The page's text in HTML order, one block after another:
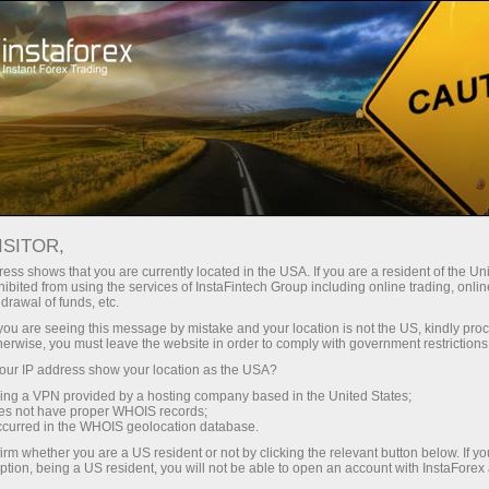
InstaForex билан сиз ҳақиқатан
эга бўласиз: 1:5000 гача кредит
елкаси, бозордаги энг яхши
спред ва комиссиялардан бири,
шунингдек акциялар ва
индекслар билан савдо қилиш
учун қулай шартлар.
Кичик
Ҳар бир депозит учун
30% бонус
Савдода
ва трассада тезлик
shows that you are currently located in the USA. If you are a resident of the
from using the services of InstaFintech Group including online trading,
of funds, etc.
are seeing this message by mistake and your location is not the US, kindly
you must leave the website in order to comply with government
IP address show your location as the USA?
a VPN provided by a hosting company based in the United States;
not have proper WHOIS records;
in the WHOIS geolocation database.
whether you are a US resident or not by clicking the relevant button below. If
being a US resident, you will not be able to open an account with InstaForex